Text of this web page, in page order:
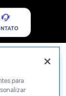
para